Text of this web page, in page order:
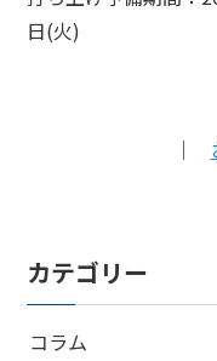
日(火)
｜
カテゴリー
コラム